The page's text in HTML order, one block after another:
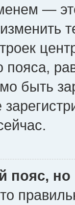
—
пояса,
быть
пояс,